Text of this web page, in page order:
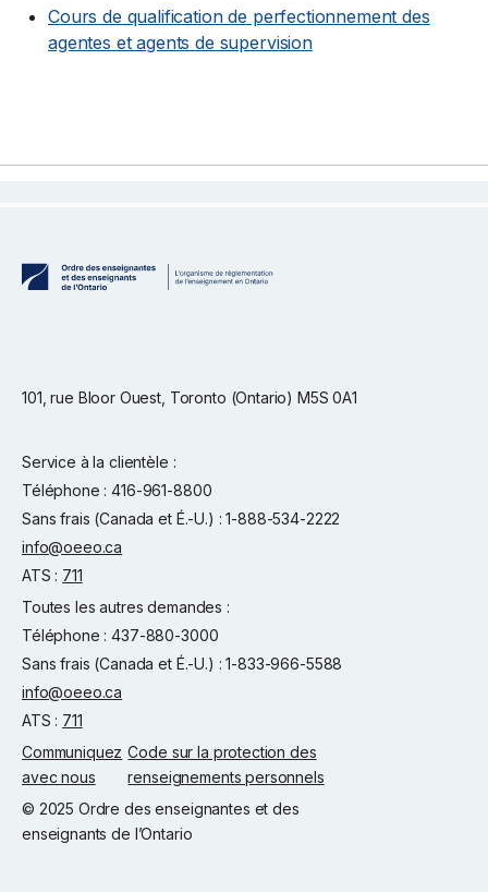
Cours de qualification de perfectionnement des
agentes et agents de supervision
101, rue Bloor Ouest, Toronto (Ontario) M5S 0A1
Service à la clientèle :
Téléphone : 416-961-8800
Sans frais (Canada et É.-U.) : 1-888-534-2222
info@oeeo.ca
ATS : 711
Toutes les autres demandes :
Téléphone : 437-880-3000
Sans frais (Canada et É.-U.) : 1-833-966-5588
info@oeeo.ca
ATS : 711
Communiquez
avec nous
Code sur la protection des
renseignements personnels
© 2025 Ordre des enseignantes et des
enseignants de l’Ontario